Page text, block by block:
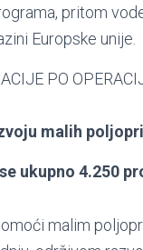
pritom
Europske unije.
PO
malih
ukupno 4.250
malim